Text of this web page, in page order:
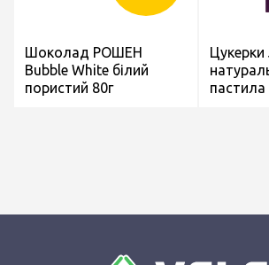
Шоколад РОШЕН
Bubble White білий
пористий 80г
Цукерки